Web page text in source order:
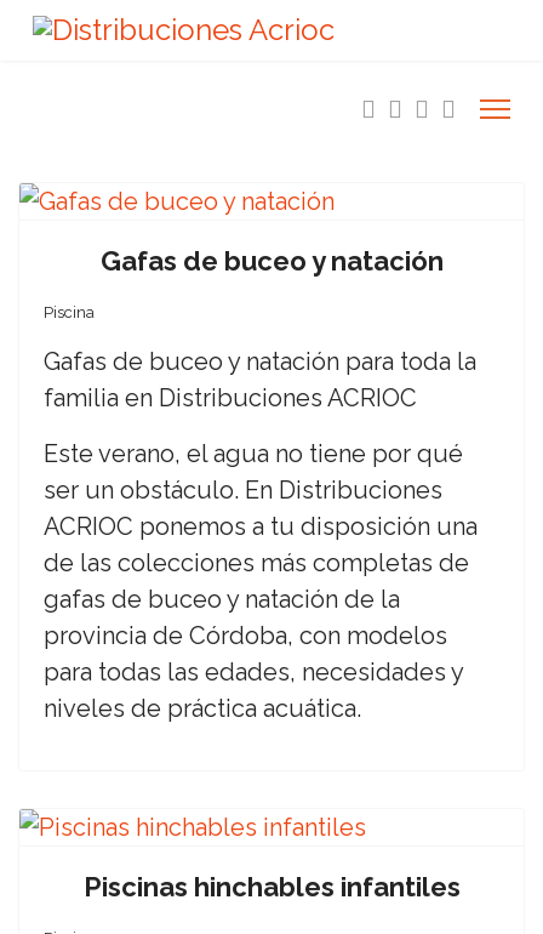
Gafas de buceo y natación
Piscina
Gafas de buceo y natación para toda la
familia en Distribuciones ACRIOC
Este verano, el agua no tiene por qué
ser un obstáculo. En Distribuciones
ACRIOC ponemos a tu disposición una
de las colecciones más completas de
gafas de buceo y natación de la
provincia de Córdoba, con modelos
para todas las edades, necesidades y
niveles de práctica acuática.
Piscinas hinchables infantiles